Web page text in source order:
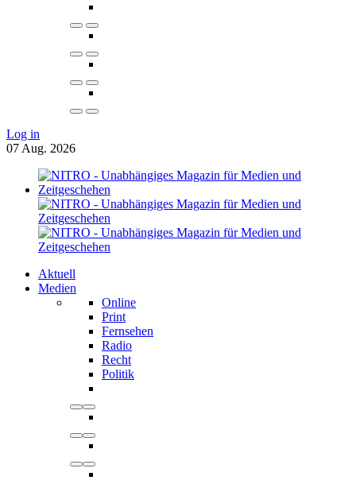
Log in
07 Aug. 2026
Aktuell
Medien
Online
Print
Fernsehen
Radio
Recht
Politik